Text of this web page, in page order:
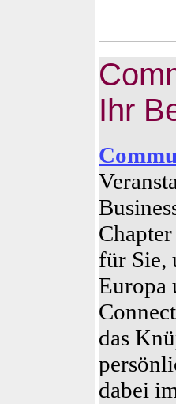
Ihr
für Sie,
Europa
das
dabei